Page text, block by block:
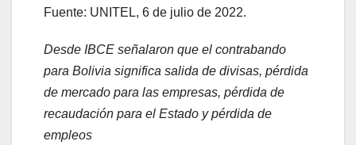
Fuente: UNITEL, 6 de julio de 2022.
Desde IBCE señalaron que el contrabando
para Bolivia significa salida de divisas, pérdida
de mercado para las empresas, pérdida de
recaudación para el Estado y pérdida de
empleos